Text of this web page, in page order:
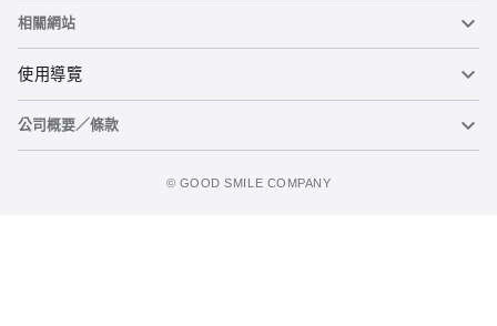
相關網站
黏土人
黏土人臉部製造機（英文）
使用導覽
重要公告
公司概要／條款
©️ GOOD SMILE COMPANY